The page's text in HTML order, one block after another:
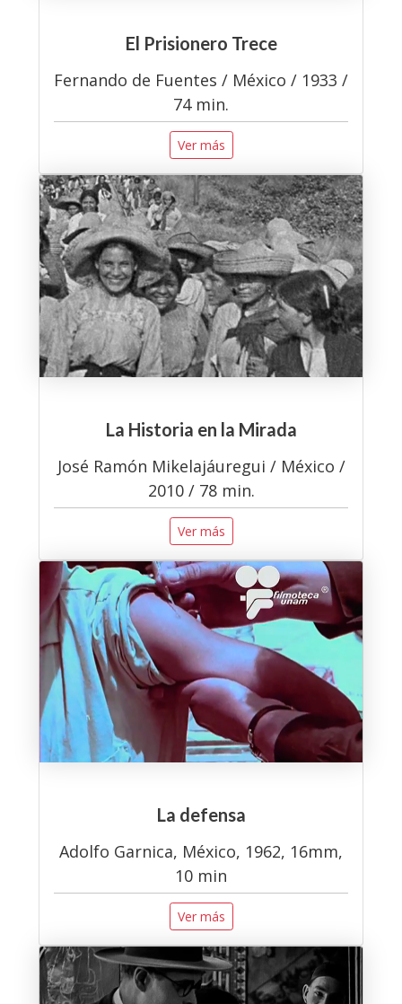
El Prisionero Trece
Fernando de Fuentes / México / 1933 /
74 min.
Ver más
La Historia en la Mirada
José Ramón Mikelajáuregui / México /
2010 / 78 min.
Ver más
La defensa
Adolfo Garnica, México, 1962, 16mm,
10 min
Ver más